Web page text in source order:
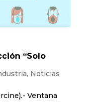
“Solo
, Noticias
Ventana